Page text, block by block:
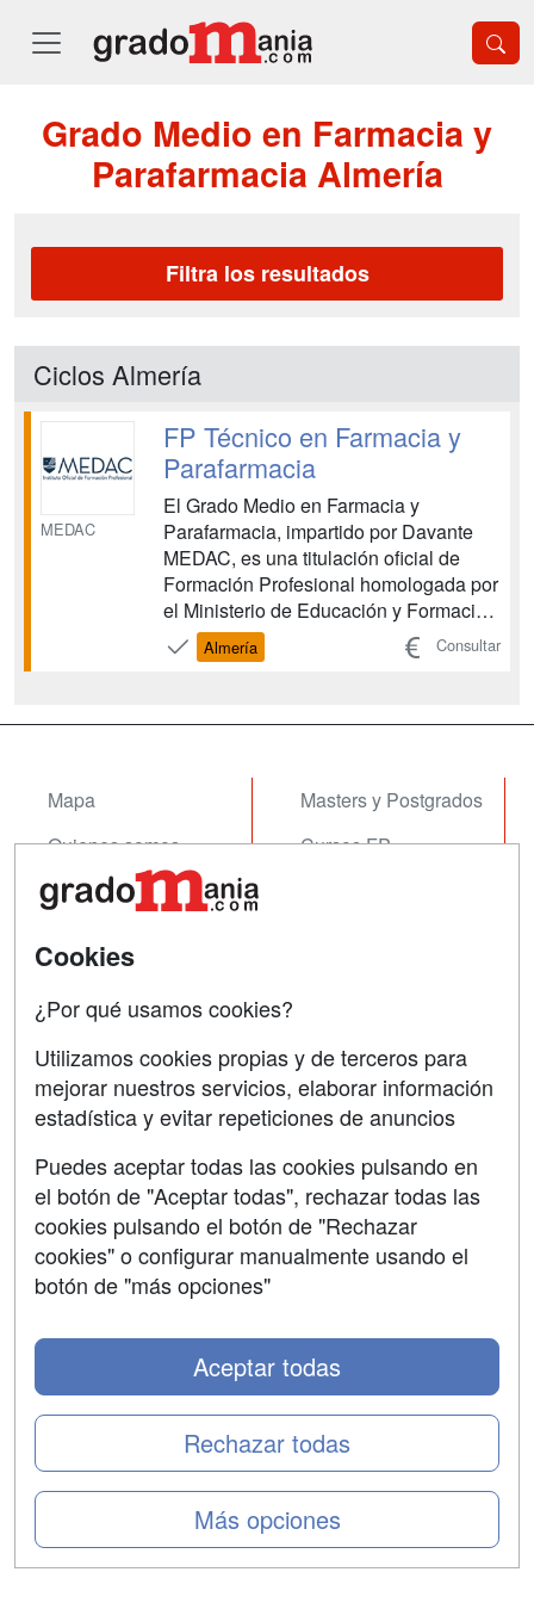
Grado Medio en Farmacia y
Parafarmacia Almería
Filtra los resultados
Ciclos Almería
MEDAC
FP Técnico en Farmacia y
Parafarmacia
El Grado Medio en Farmacia y
Parafarmacia, impartido por Davante
MEDAC, es una titulación oficial de
Formación Profesional homologada por
el Ministerio de Educación y Formación
Profesional. Esta FP te capacita para
elaborar y dispensar productos
Almería Consultar
Mapa
Quienes somos
Tarifas publicidad
Masters y Postgrados
Cursos FP
Contactar
Confidencialidad
Copyleft
SÍGUENOS EN:
Cookies
¿Por qué usamos cookies?
Utilizamos cookies propias y de terceros para
mejorar nuestros servicios, elaborar información
estadística y evitar repeticiones de anuncios
Puedes aceptar todas las cookies pulsando en
el botón de "Aceptar todas", rechazar todas las
cookies pulsando el botón de "Rechazar
cookies" o configurar manualmente usando el
botón de "más opciones"
Más opciones
Rechazar todas
Aceptar todas